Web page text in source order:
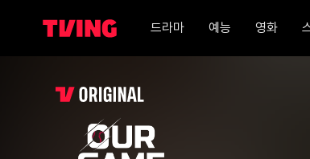
드라마 예능 영화